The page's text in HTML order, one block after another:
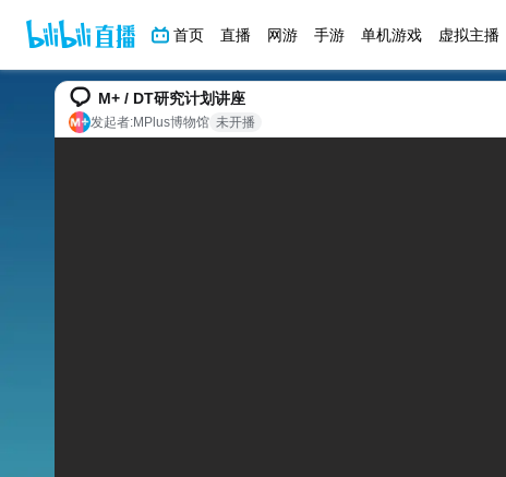
首页 直播 网游 手游 单机游戏 虚拟主播
M+ / DT研究计划讲座
发起者:MPlus博物馆 未开播